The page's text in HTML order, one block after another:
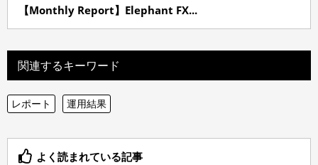
【Monthly Report】Elephant FX...
関連するキーワード
レポート 運用結果
よく読まれている記事